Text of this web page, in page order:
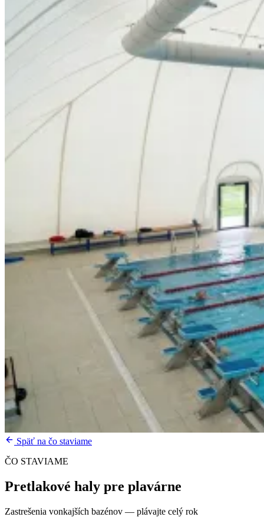
Späť na čo staviame
ČO STAVIAME
Pretlakové haly pre plavárne
Zastrešenia vonkajších bazénov — plávajte celý rok